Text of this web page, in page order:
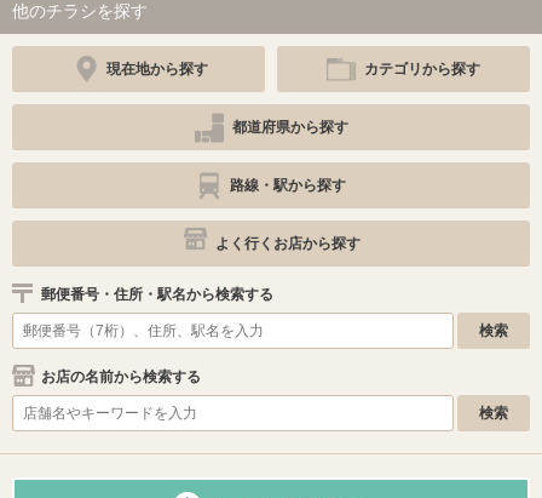
他のチラシを探す
現在地から探す カテゴリから探す
都道府県から探す
路線・駅から探す
よく行くお店から探す
郵便番号・住所・駅名から検索する
お店の名前から検索する